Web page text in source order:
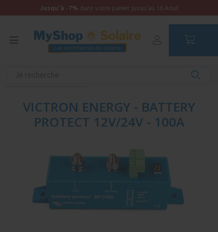
Jusqu'à -7% dans votre panier jusqu'au 16 Aout
VICTRON ENERGY - BATTERY
PROTECT 12V/24V - 100A